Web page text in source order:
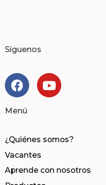
Síguenos
Menú
¿Quiénes somos?
Vacantes
Aprende con nosotros​